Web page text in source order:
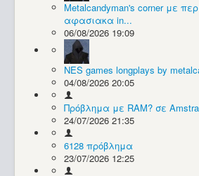
Συλλογές / Projects
Metalcandyman's corner με
αφασιακα in...
06/08/2026 19:09
NES games longplays by
04/08/2026 20:05
Πρόβλημα με RAM? σε
24/07/2026 21:35
6128 πρόβλημα
23/07/2026 12:25